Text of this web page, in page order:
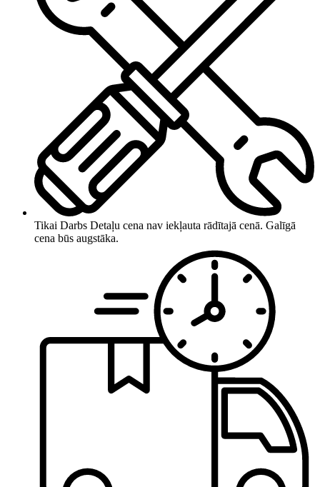
Tikai Darbs Detaļu cena nav iekļauta rādītajā cenā. Galīgā
cena būs augstāka.